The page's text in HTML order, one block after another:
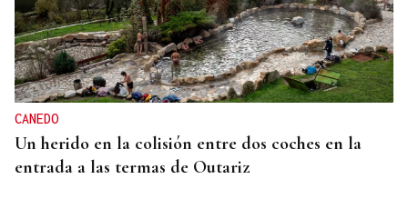
CANEDO
Un herido en la colisión entre dos coches en la
entrada a las termas de Outariz